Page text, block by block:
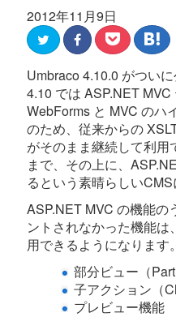
2012年11月9日
Umbraco 4.10.0 がつい
4.10 では ASP.NET MVC
WebForms と MVC のハ
のため、従来からの
がそのまま継続して利用
まで、その上に、
るという素晴らしいCMS
ASP.NET MVC の機能の
ントされなかった機能は
用できるようになります。
部分ビュー（
子アクション（
プレビュー機能